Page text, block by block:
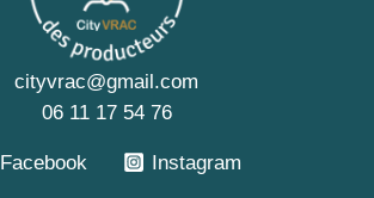
cityvrac@gmail.com
06 11 17 54 76
Facebook Instagram